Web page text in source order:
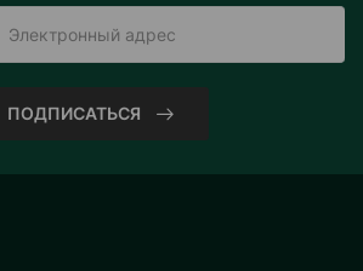
ПОДПИСАТЬСЯ